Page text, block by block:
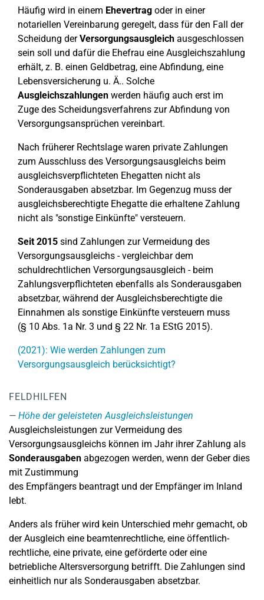
Häufig wird in einem Ehevertrag oder in einer
notariellen Vereinbarung geregelt, dass für den Fall der
Scheidung derVersorgungsausgleich ausgeschlossen
sein soll und dafür die Ehefrau eine Ausgleichszahlung
erhält, z. B. einen Geldbetrag, eine Abfindung, eine
Lebensversicherung u. Ä.. Solche
Ausgleichszahlungen werden häufig auch erst im
Zuge des Scheidungsverfahrens zur Abfindung von
Versorgungsansprüchen vereinbart.
Nach früherer Rechtslage waren private Zahlungen
zum Ausschluss des Versorgungsausgleichs beim
ausgleichsverpflichteten Ehegatten nicht als
Sonderausgaben absetzbar. Im Gegenzug muss der
ausgleichsberechtigte Ehegatte die erhaltene Zahlung
nicht als "sonstige Einkünfte" versteuern.
Seit 2015 sind Zahlungen zur Vermeidung des
Versorgungsausgleichs - vergleichbar dem
schuldrechtlichen Versorgungsausgleich - beim
Zahlungsverpflichteten ebenfalls als Sonderausgaben
absetzbar, während der Ausgleichsberechtigte die
Einnahmen als sonstige Einkünfte versteuern muss
(§ 10 Abs. 1a Nr. 3 und § 22 Nr. 1a EStG 2015).
(2021): Wie werden Zahlungen zum
Versorgungsausgleich berücksichtigt?
FELDHILFEN
Höhe der geleisteten Ausgleichsleistungen
Ausgleichsleistungen zur Vermeidung des
Versorgungsausgleichs können im Jahr ihrer Zahlung als
Sonderausgaben abgezogen werden, wenn der Geber dies
mit Zustimmung
des Empfängers beantragt und der Empfänger im Inland
lebt.
Anders als früher wird kein Unterschied mehr gemacht, ob
der Ausgleich eine beamtenrechtliche, eine öffentlich-
rechtliche, eine private, eine geförderte oder eine
betriebliche Altersversorgung betrifft. Die Zahlungen sind
einheitlich nur als Sonderausgaben absetzbar.